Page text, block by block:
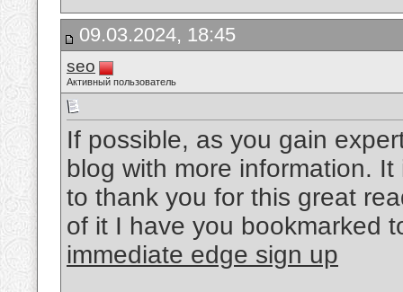
09.03.2024, 18:45
seo
Активный пользователь
If possible, as you gain
blog with more information.
to thank you for this great
of it I have you bookmarked
immediate edge sign up